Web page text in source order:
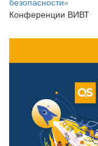
Конференции ВИВТ